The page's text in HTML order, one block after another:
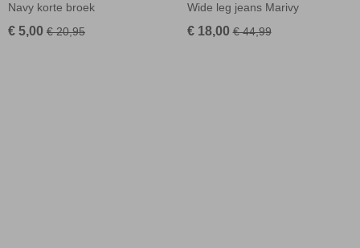
Navy korte broek
€ 5,00 € 20,95
Wide leg jeans Marivy
€ 18,00 € 44,99